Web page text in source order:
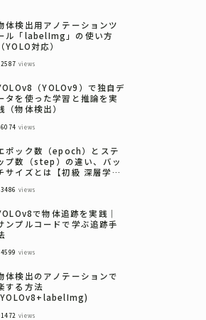
体検出用アノテーションツ
ル「labelImg」の使い方
（YOLO対応）
views
（YOLOv9）で独自デ
タを使った学習と推論を実
（物体検出）
views
ポック数（epoch）とステ
プ数（step）の違い、バッ
サイズとは【初級 深層学習
views
で物体追跡を実践｜
ンプルコードで学ぶ追跡手
views
体検出のアノテーションで
する方法
views